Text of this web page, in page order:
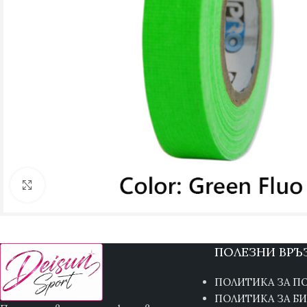
Кликнете, за да увеличите
ПОЛЕЗНИ
ПОЛИТИКА ЗА
ПОЛИТИКА ЗА